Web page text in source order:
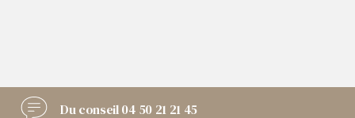
Du conseil04 50 21 21 45